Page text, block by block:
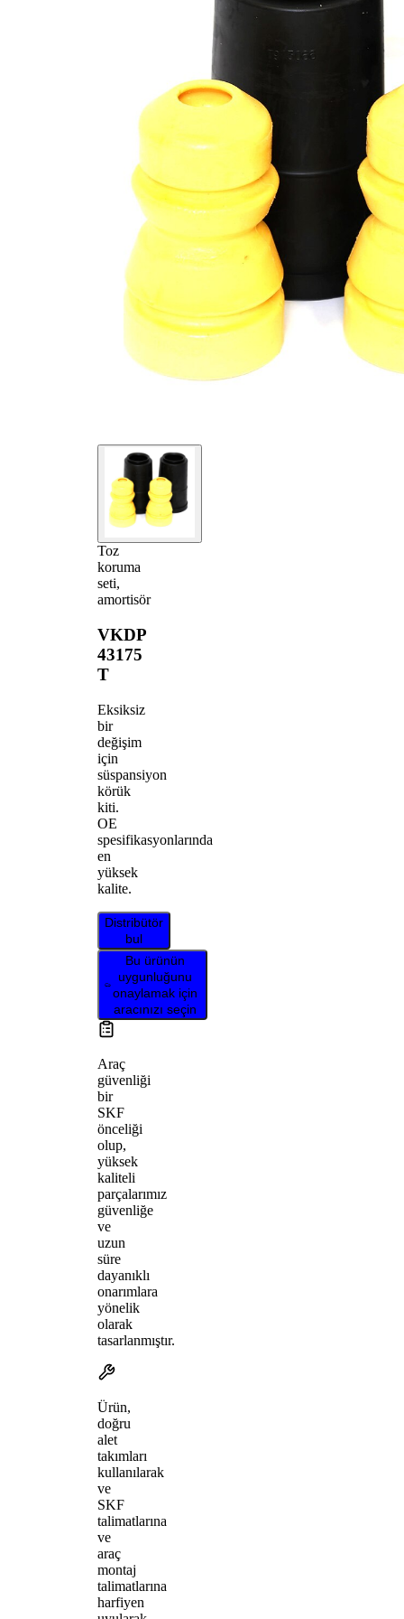
Toz
koruma
seti,
amortisör
VKDP
43175
T
Eksiksiz
bir
değişim
için
süspansiyon
körük
kiti.
OE
spesifikasyonlarında
en
yüksek
kalite.
Distribütör
bul
Bu ürünün
uygunluğunu
onaylamak için
aracınızı seçin
Araç
güvenliği
bir
SKF
önceliği
olup,
yüksek
kaliteli
parçalarımız
güvenliğe
ve
uzun
süre
dayanıklı
onarımlara
yönelik
olarak
tasarlanmıştır.
Ürün,
doğru
alet
takımları
kullanılarak
ve
SKF
talimatlarına
ve
araç
montaj
talimatlarına
harfiyen